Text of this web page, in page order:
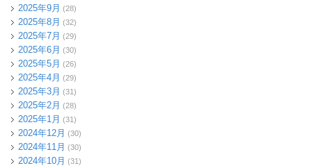
2025年9月 (28)
2025年8月 (32)
2025年7月 (29)
2025年6月 (30)
2025年5月 (26)
2025年4月 (29)
2025年3月 (31)
2025年2月 (28)
2025年1月 (31)
2024年12月 (30)
2024年11月 (30)
2024年10月 (31)